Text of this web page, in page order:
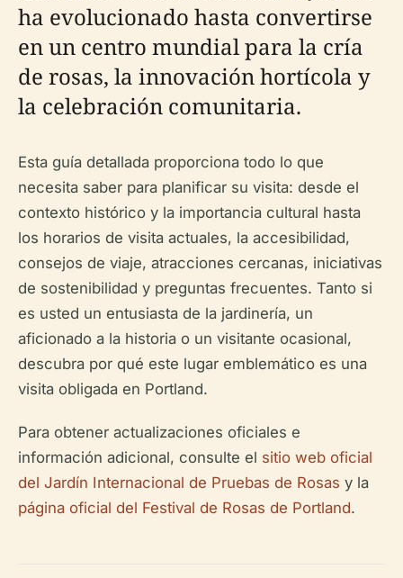
ha evolucionado hasta convertirse
en un centro mundial para la cría
de rosas, la innovación hortícola y
la celebración comunitaria.
Esta guía detallada proporciona todo lo que
necesita saber para planificar su visita: desde el
contexto histórico y la importancia cultural hasta
los horarios de visita actuales, la accesibilidad,
consejos de viaje, atracciones cercanas, iniciativas
de sostenibilidad y preguntas frecuentes. Tanto si
es usted un entusiasta de la jardinería, un
aficionado a la historia o un visitante ocasional,
descubra por qué este lugar emblemático es una
visita obligada en Portland.
Para obtener actualizaciones oficiales e
información adicional, consulte el sitio web oficial
del Jardín Internacional de Pruebas de Rosas y la
página oficial del Festival de Rosas de Portland.